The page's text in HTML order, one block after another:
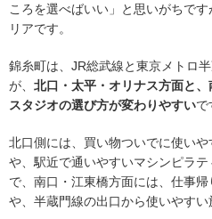
ころを選べばいい」と思いがちで
リアです。
錦糸町は、JR総武線と東京メトロ
が、 北口・太平・オリナス方面と
スタジオの選び方が変わりやすいで
北口側には、買い物ついでに使い
や、駅近で通いやすいマシンピラ
で、南口・江東橋方面には、仕事
や、半蔵門線の出口から使いやすい